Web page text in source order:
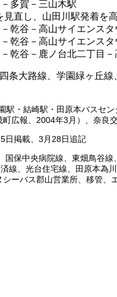
多賀－三山木駅
直し、山田川駅発着を
乾谷－高山サイエンスタ
乾谷－高山サイエンスタ
乾谷－鹿ノ台北二丁目－
条大路線、学園緑ヶ丘
駅・結崎駅・田原本バスセ
広報、2004年3月）、奈良
日掲載、3月28日追記
国保中央病院線 東畑鳥谷線
線 光台住宅線 田原本為
シーバス郡山営業所 移管